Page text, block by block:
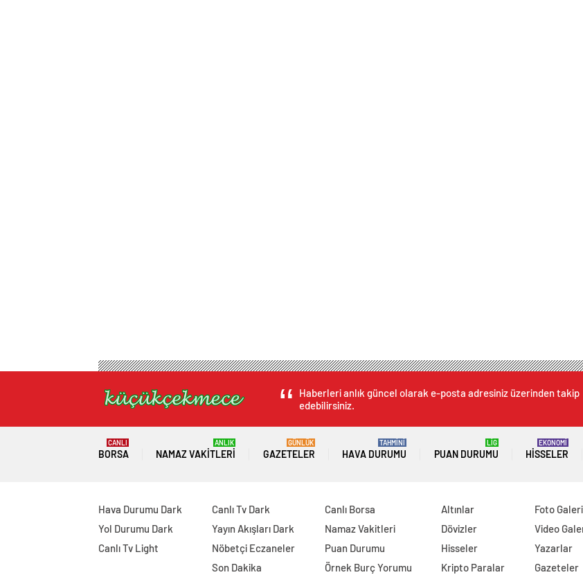
Haberleri anlık güncel olarak e-posta adresiniz üzerinden takip
edebilirsiniz.
BORSA
CANLI
NAMAZ VAKITLERI
ANLIK
GAZETELER
GÜNLÜK
HAVA DURUMU
TAHMİNİ
PUAN DURUMU
LİG
HISSELER
EKONOMİ
Hava Durumu Dark
Yol Durumu Dark
Canlı Tv Light
Canlı Tv Dark
Yayın Akışları Dark
Nöbetçi Eczaneler
Son Dakika
Canlı Borsa
Namaz Vakitleri
Puan Durumu
Örnek Burç Yorumu
Altınlar
Dövizler
Hisseler
Kripto Paralar
Foto Galeri
Video
Yazarlar
Gazeteler